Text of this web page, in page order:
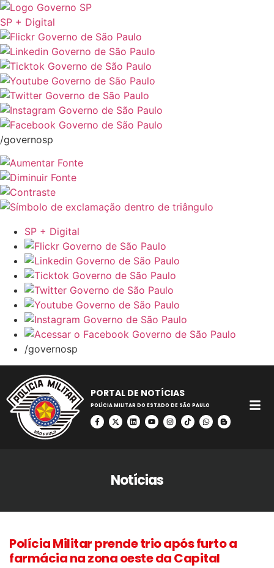
SP + Digital
/governosp
SP + Digital
/governosp
PORTAL DE NOTÍCIAS
POLÍCIA MILITAR DO ESTADO DE SÃO PAULO
Notícias
Polícia Militar prende trio após furto a
farmácia na zona oeste da Capital